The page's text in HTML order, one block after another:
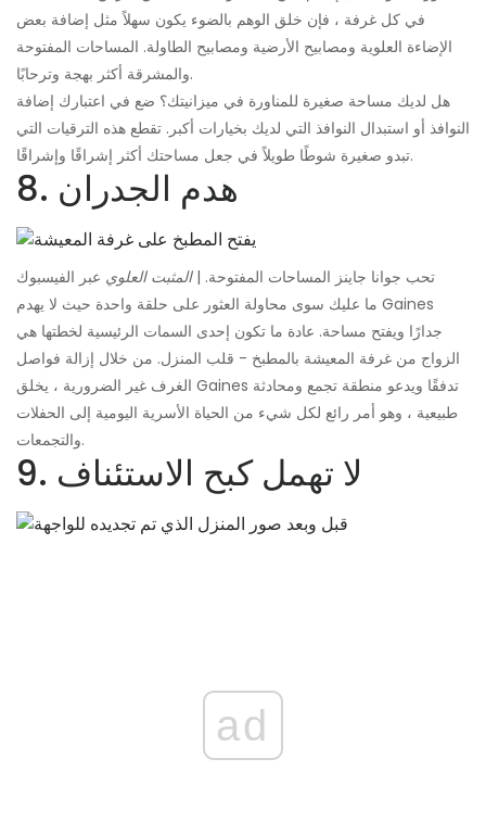
في كل غرفة ، فإن خلق الوهم بالضوء يكون سهلاً مثل إضافة بعض
الإضاءة العلوية ومصابيح الأرضية ومصابيح الطاولة. المساحات المفتوحة
والمشرقة أكثر بهجة وترحابًا.
هل لديك مساحة صغيرة للمناورة في ميزانيتك؟ ضع في اعتبارك إضافة
النوافذ أو استبدال النوافذ التي لديك بخيارات أكبر. تقطع هذه الترقيات التي
تبدو صغيرة شوطًا طويلاً في جعل مساحتك أكثر إشراقًا وإشراقًا.
8. هدم الجدران
تحب جوانا جاينز المساحات المفتوحة. |المثبت العلوي عبر الفيسبوك
ما عليك سوى محاولة العثور على حلقة واحدة حيث لا يهدم Gaines
جدارًا ويفتح مساحة. عادة ما تكون إحدى السمات الرئيسية لخطتها هي
الزواج من غرفة المعيشة بالمطبخ - قلب المنزل. من خلال إزالة فواصل
الغرف غير الضرورية ، يخلق Gaines تدفقًا ويدعو منطقة تجمع ومحادثة
طبيعية ، وهو أمر رائع لكل شيء من الحياة الأسرية اليومية إلى الحفلات
والتجمعات.
9. لا تهمل كبح الاستئناف
ad